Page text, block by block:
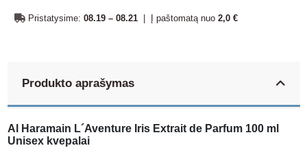
Pristatysime: 08.19 – 08.21 Į paštomatą nuo 2,0 €
Produkto aprašymas
Al Haramain L´Aventure Iris Extrait de Parfum 100 ml
Unisex kvepalai